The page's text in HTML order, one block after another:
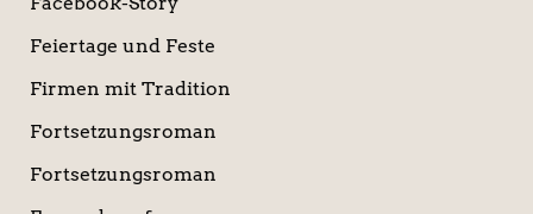
Feiertage und Feste
Firmen mit Tradition
Fortsetzungsroman
Fortsetzungsroman